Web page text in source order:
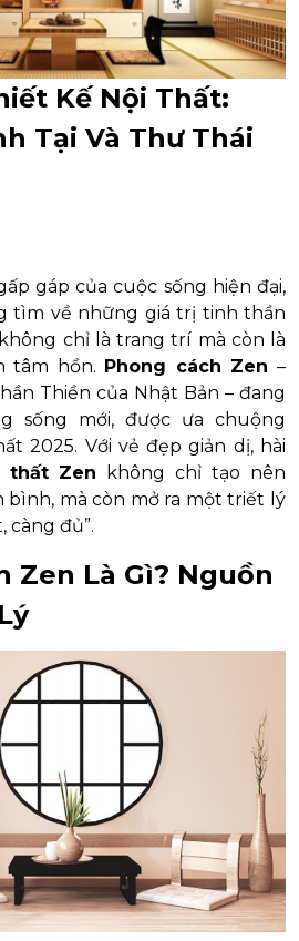
Kế Nội Thất:
Tại Và Thư Thái
gáp của cuộc sống hiện đại,
tìm về những giá trị tinh thần
chỉ là trang trí mà còn là
tâm hồn. Phong cách Zen –
Thiền của Nhật Bản – đang
sống mới, được ưa chuộng
2025. Với vẻ đẹp giản dị, hài
thất Zen không chỉ tạo nên
bình, mà còn mở ra một triết lý
càng đủ”.
Zen Là Gì? Nguồn